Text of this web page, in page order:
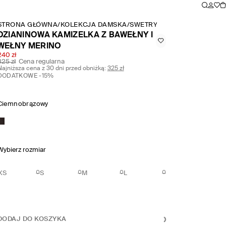
GŁÓWNA/ KOLEKCJA DAMSKA/SWETRY I SUKIENKI
KAMIZELKA Z BAWEŁNY I
MERINO
zł
zł Cena regularna
cena z 30 dni przed obniżką: 325 zł
-15%
rozmiar
S M L
DO KOSZYKA